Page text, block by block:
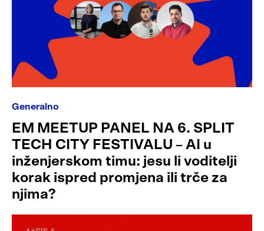
Generalno
EM MEETUP PANEL NA 6. SPLIT
TECH CITY FESTIVALU – AI u
inženjerskom timu: jesu li voditelji
korak ispred promjena ili trče za
njima?